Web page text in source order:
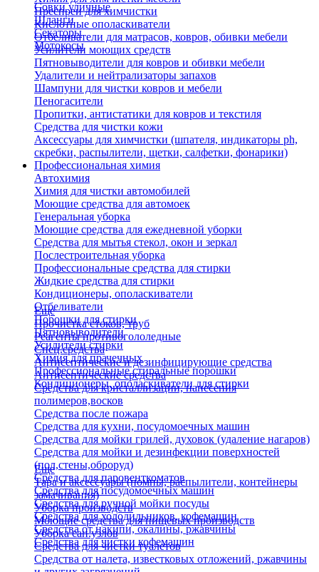
Совки уличные
Шланги
Секаторы
Мотокосы
Преспреи для химчистки
Кислотные ополаскиватели
Отбеливатели для матрасов, ковров, обивки мебели
Усилители моющих средств
Пятновыводители для ковров и обивки мебели
Удалители и нейтрализаторы запахов
Шампуни для чистки ковров и мебели
Пеногасители
Пропитки, антистатики для ковров и текстиля
Средства для чистки кожи
Аксессуары для химчистки (шпателя, индикаторы ph,
скребки, распылители, щетки, салфетки, фонарики)
Профессиональная химия
Автохимия
Химия для чистки автомобилей
Моющие средства для автомоек
Генеральная уборка
Моющие средства для ежедневной уборки
Средства для мытья стекол, окон и зеркал
Послестроительная уборка
Профессиональные средства для стирки
Жидкие средства для стирки
Кондиционеры, ополаскиватели
Отбеливатели
Порошки для стирки
Пятновыводители
Усилители стирки
Химия для прачечных
Профессиональные стиральные порошки
Кондиционеры, ополаскиватели для стирки
Еще
Прочистка стоков, труб
Реагенты противогололедные
Спец.средства
Антисептические и дезинфицирующие средства
Антисептические средства
Средства для кристаллизации, нанесения
полимеров,восков
Средства после пожара
Средства для кухни, посудомоечных машин
Средства для мойки грилей, духовок (удаление нагаров)
Средства для мойки и дезинфекции поверхностей
(пол,стены,оброруд)
Средства для паровенткоматов
Средства для посудомоечных машин
Средства для ручной мойки посуды
Средства для холодильников, кофемашин
Средства от накипи, окалины, ржавчины
Средства для чистки кофемашин
Еще
Тара и аксессуары (помпы, распылители, контейнеры
замачивания)
Уборка производств
Моющие средства для пищевых производств
Уборка сан.узлов
Средства для чистки туалетов
Средства от налета, известковых отложений, ржавчины